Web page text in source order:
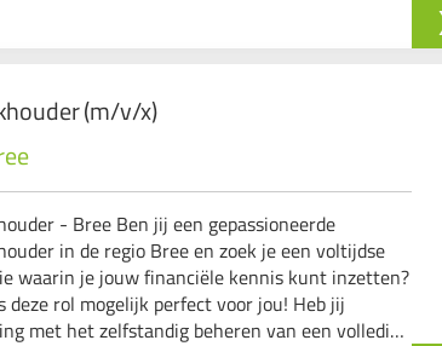
(m/v/x)
- Bree Ben jij een gepassioneerde
in de regio Bree en zoek je een voltijdse
waarin je jouw financiële kennis kunt inzetten?
deze rol mogelijk perfect voor jou! Heb jij
met het zelfstandig beheren van een volledige